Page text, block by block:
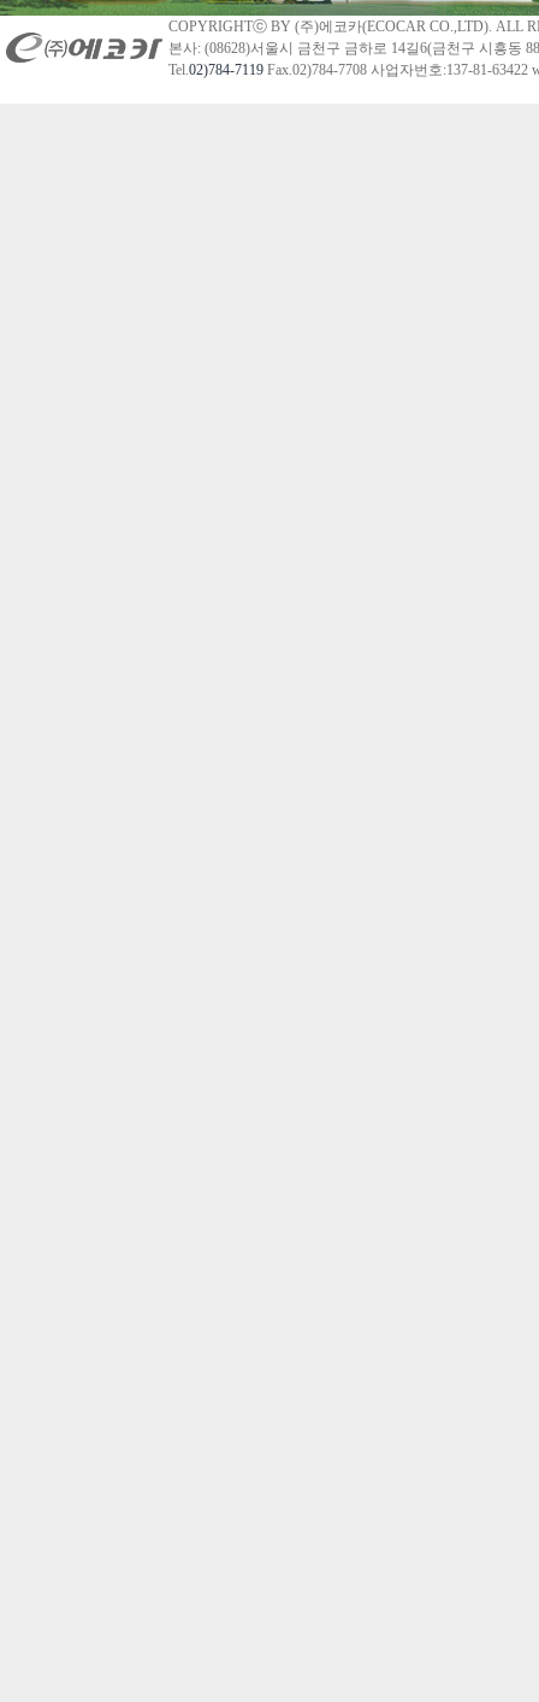
COPYRIGHTⓒ BY (주)에코카(ECOCAR CO.,LTD). ALL
본사: (08628)서울시 금천구 금하로 14길6(금천구 시흥동
Tel.02)784-7119 Fax.02)784-7708 사업자번호:137-81-63422